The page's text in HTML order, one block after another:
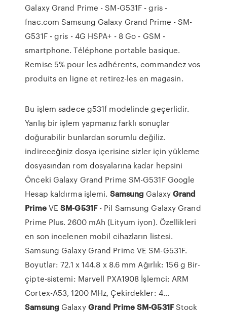
Galaxy Grand Prime - SM-G531F - gris -
fnac.com Samsung Galaxy Grand Prime - SM-
G531F - gris - 4G HSPA+ - 8 Go - GSM -
smartphone. Téléphone portable basique.
Remise 5% pour les adhérents, commandez vos
produits en ligne et retirez-les en magasin.
Bu işlem sadece g531f modelinde geçerlidir.
Yanlış bir işlem yapmanız farklı sonuçlar
doğurabilir bunlardan sorumlu değiliz.
indireceğiniz dosya içerisine sizler için yükleme
dosyasından rom dosyalarına kadar hepsini
Önceki Galaxy Grand Prime SM-G531F Google
Hesap kaldırma işlemi. Samsung GalaxyGrand
PrimeVESM-G531F- Pil Samsung Galaxy Grand
Prime Plus. 2600 mAh (Lityum iyon). Özellikleri
en son incelenen mobil cihazların listesi.
Samsung Galaxy Grand Prime VE SM-G531F.
Boyutlar: 72.1 x 144.8 x 8.6 mm Ağırlık: 156 g Bir-
çipte-sistemi: Marvell PXA1908 İşlemci: ARM
Cortex-A53, 1200 MHz, Çekirdekler: 4...
Samsung GalaxyGrand PrimeSM-G531FStock